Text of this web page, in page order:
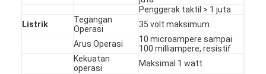
Penggerak taktil > 1 juta
Listrik
Tegangan
Operasi
35 volt maksimum
Arus Operasi
10 microampere sampai
100 milliampere, resistif
Kekuatan
operasi
Maksimal 1 watt